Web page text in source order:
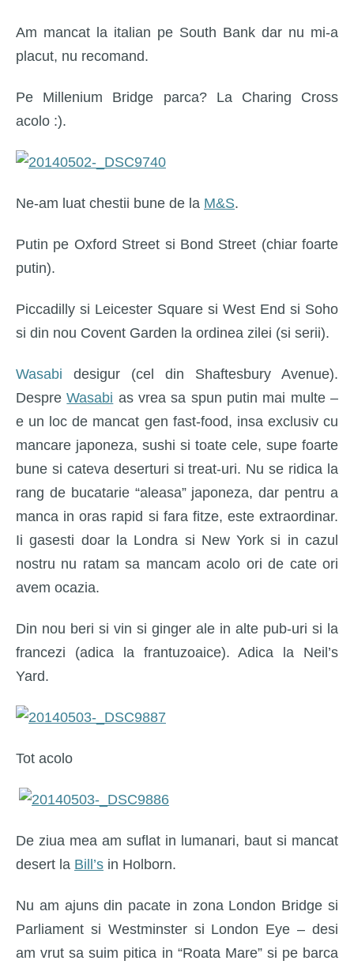
Am mancat la italian pe South Bank dar nu mi-a
placut, nu recomand.
Pe Millenium Bridge parca? La Charing Cross
acolo :).
Ne-am luat chestii bune de la M&S.
Putin pe Oxford Street si Bond Street (chiar foarte
putin).
Piccadilly si Leicester Square si West End si Soho
si din nou Covent Garden la ordinea zilei (si serii).
Wasabi desigur (cel din Shaftesbury Avenue).
DespreWasabi as vrea sa spun putin mai multe –
e un loc de mancat gen fast-food, insa exclusiv cu
mancare japoneza, sushi si toate cele, supe foarte
bune si cateva deserturi si treat-uri. Nu se ridica la
rang de bucatarie “aleasa” japoneza, dar pentru a
manca in oras rapid si fara fitze, este extraordinar.
Ii gasesti doar la Londra si New York si in cazul
nostru nu ratam sa mancam acolo ori de cate ori
avem ocazia.
Din nou beri si vin si ginger ale in alte pub-uri si la
francezi (adica la frantuzoaice). Adica la Neil’s
Yard.
Tot acolo
De ziua mea am suflat in lumanari, baut si mancat
desert la Bill’s in Holborn.
Nu am ajuns din pacate in zona London Bridge si
Parliament si Westminster si London Eye – desi
am vrut sa suim pitica in “Roata Mare” si pe barca